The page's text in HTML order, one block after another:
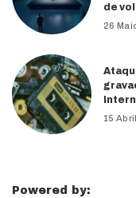
de
26
15
Powered by: